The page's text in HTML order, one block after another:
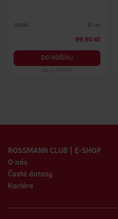
ISANA 30 ml
99.90 Kč
DO KOŠÍKU
ROSSMANN CLUB | E-SHOP
O nás
Časté dotazy
Kariéra